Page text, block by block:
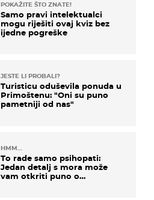
POKAŽITE ŠTO ZNATE!
Samo pravi intelektualci
mogu riješiti ovaj kviz bez
ijedne pogreške
JESTE LI PROBALI?
Turisticu oduševila ponuda u
Primoštenu: "Oni su puno
pametniji od nas"
HMM…
To rade samo psihopati:
Jedan detalj s mora može
vam otkriti puno o